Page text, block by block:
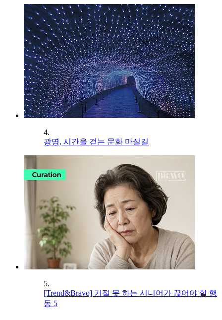
4.
광명, 시간을 걷는 문화 마실길
5.
[Trend&Bravo] 거절 못 하는 시니어가 끊어야 할 행
동 5